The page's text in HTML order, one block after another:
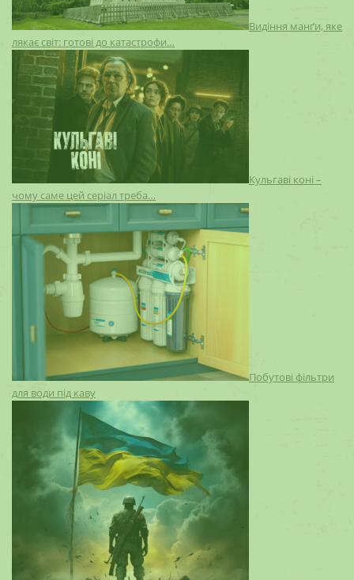
Видіння манґи, яке
лякає світ: готові до катастрофи…
Кульгаві коні –
чому саме цей серіал треба…
Побутові фільтри
для води під каву